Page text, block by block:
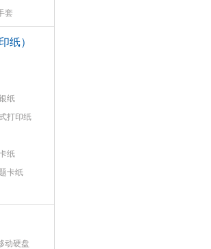
套
纸）
纸
打印纸
纸
卡纸
动硬盘